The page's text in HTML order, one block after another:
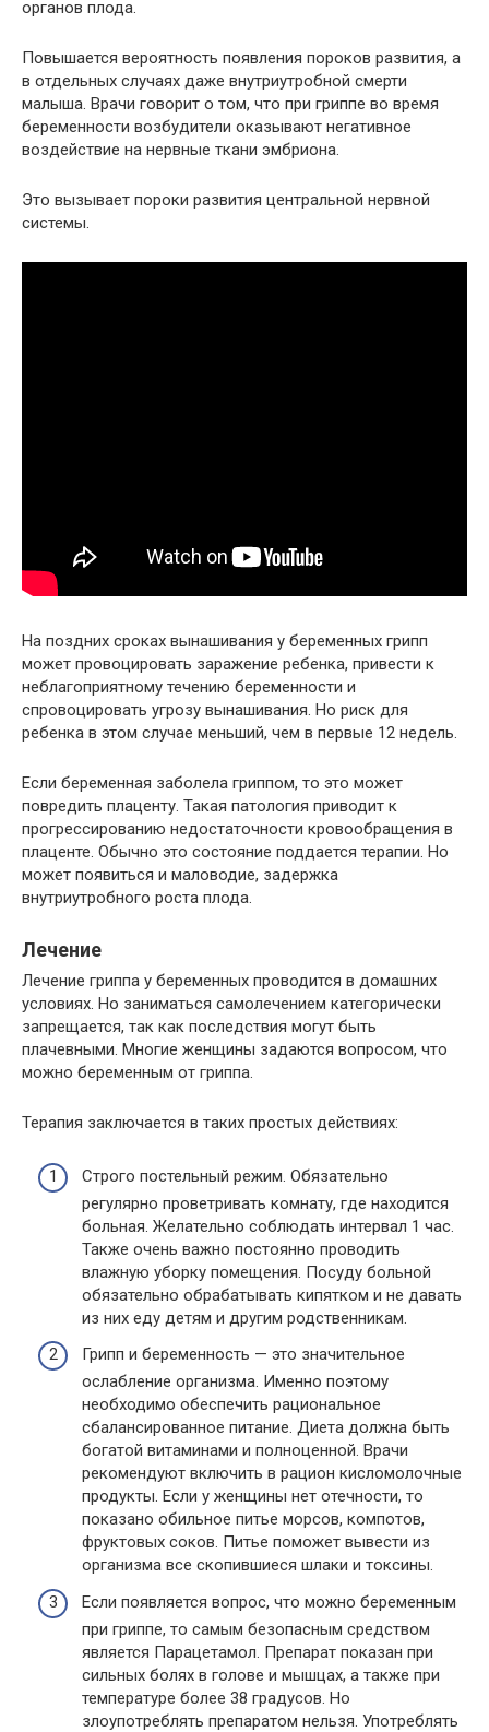
органов плода.
Повышается вероятность появления пороков развития, а
в отдельных случаях даже внутриутробной смерти
малыша. Врачи говорит о том, что при гриппе во время
беременности возбудители оказывают негативное
воздействие на нервные ткани эмбриона.
Это вызывает пороки развития центральной нервной
системы.
На поздних сроках вынашивания у беременных грипп
может провоцировать заражение ребенка, привести к
неблагоприятному течению беременности и
спровоцировать угрозу вынашивания. Но риск для
ребенка в этом случае меньший, чем в первые 12 недель.
Если беременная заболела гриппом, то это может
повредить плаценту. Такая патология приводит к
прогрессированию недостаточности кровообращения в
плаценте. Обычно это состояние поддается терапии. Но
может появиться и маловодие, задержка
внутриутробного роста плода.
Лечение
Лечение гриппа у беременных проводится в домашних
условиях. Но заниматься самолечением категорически
запрещается, так как последствия могут быть
плачевными. Многие женщины задаются вопросом, что
можно беременным от гриппа.
Терапия заключается в таких простых действиях:
Строго постельный режим. Обязательно
регулярно проветривать комнату, где находится
больная. Желательно соблюдать интервал 1 час.
Также очень важно постоянно проводить
влажную уборку помещения. Посуду больной
обязательно обрабатывать кипятком и не давать
из них еду детям и другим родственникам.
Грипп и беременность — это значительное
ослабление организма. Именно поэтому
необходимо обеспечить рациональное
сбалансированное питание. Диета должна быть
богатой витаминами и полноценной. Врачи
рекомендуют включить в рацион кисломолочные
продукты. Если у женщины нет отечности, то
показано обильное питье морсов, компотов,
фруктовых соков. Питье поможет вывести из
организма все скопившиеся шлаки и токсины.
Если появляется вопрос, что можно беременным
при гриппе, то самым безопасным средством
является Парацетамол. Препарат показан при
сильных болях в голове и мышцах, а также при
температуре более 38 градусов. Но
злоупотреблять препаратом нельзя. Употреблять